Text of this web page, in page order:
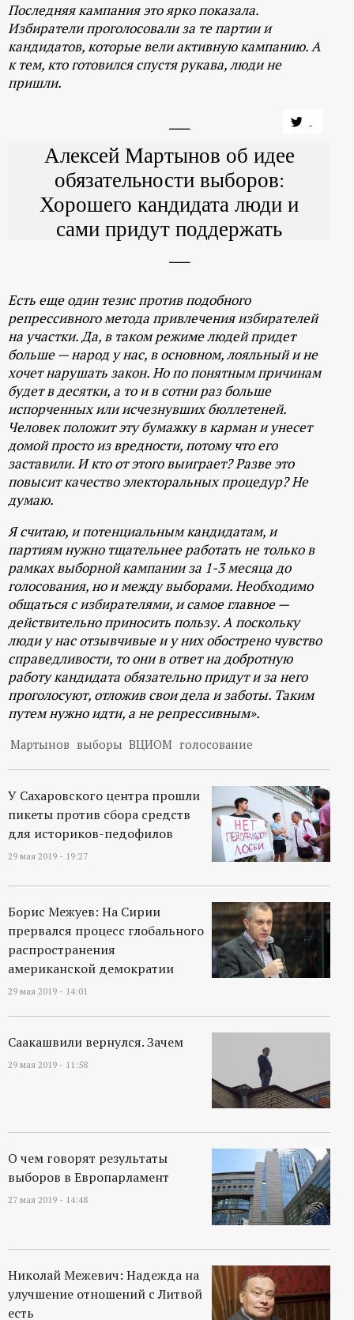
Последняя кампания это ярко показала.
Избиратели проголосовали за те партии и
кандидатов, которые вели активную кампанию. А
к тем, кто готовился спустя рукава, люди не
пришли.
Алексей Мартынов об идее
обязательности выборов:
Хорошего кандидата люди и
сами придут поддержать
Есть еще один тезис против подобного
репрессивного метода привлечения избирателей
на участки. Да, в таком режиме людей придет
больше — народ у нас, в основном, лояльный и не
хочет нарушать закон. Но по понятным причинам
будет в десятки, а то и в сотни раз больше
испорченных или исчезнувших бюллетеней.
Человек положит эту бумажку в карман и унесет
домой просто из вредности, потому что его
заставили. И кто от этого выиграет? Разве это
повысит качество электоральных процедур? Не
думаю.
Я считаю, и потенциальным кандидатам, и
партиям нужно тщательнее работать не только в
рамках выборной кампании за 1-3 месяца до
голосования, но и между выборами. Необходимо
общаться с избирателями, и самое главное —
действительно приносить пользу. А поскольку
люди у нас отзывчивые и у них обострено чувство
справедливости, то они в ответ на добротную
работу кандидата обязательно придут и за него
проголосуют, отложив свои дела и заботы. Таким
путем нужно идти, а не репрессивным».
Мартынов выборы ВЦИОМ голосование
У Сахаровского центра прошли
пикеты против сбора средств
для историков-педофилов
29 мая 2019 - 19:27
Борис Межуев: На Сирии
прервался процесс глобального
распространения
американской демократии
29 мая 2019 - 14:01
Саакашвили вернулся. Зачем
29 мая 2019 - 11:58
О чем говорят результаты
выборов в Европарламент
27 мая 2019 - 14:48
Николай Межевич: Надежда на
улучшение отношений с Литвой
есть